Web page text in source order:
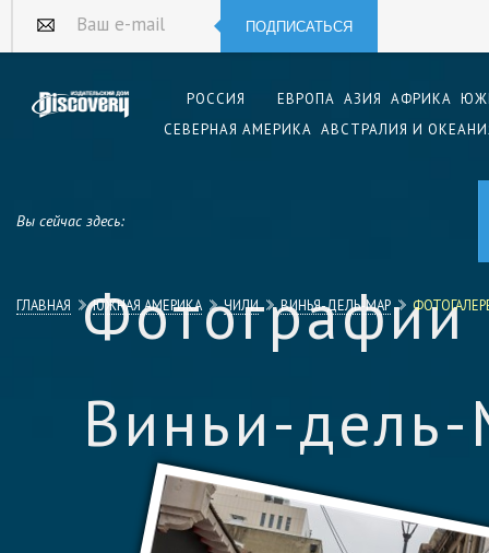
Ваш e-mail ПОДПИСАТЬСЯ
РОССИЯ ЕВРОПА АЗИЯ АФРИКА
СЕВЕРНАЯ АМЕРИКА АВСТРАЛИЯ И
Вы сейчас здесь:
ГЛАВНАЯ ЮЖНАЯ АМЕРИКА ЧИЛИ ВИНЬЯ-ДЕЛЬ-МАР
Фотографии
Виньи-